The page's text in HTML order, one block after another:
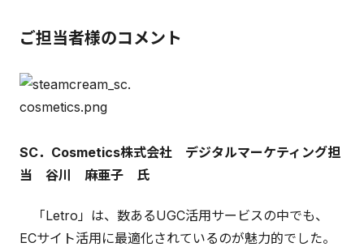
ご担当者様のコメント
SC．Cosmetics株式会社 デジタルマーケティング担
当 谷川 麻亜子 氏
「Letro」は、数あるUGC活用サービスの中でも、
ECサイト活用に最適化されているのが魅力的でした。